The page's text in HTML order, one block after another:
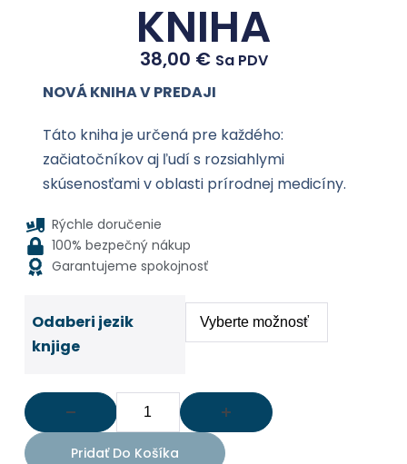
KNIHA
38,00 € Sa PDV
NOVÁ KNIHA V PREDAJI
Táto kniha je určená pre každého:
začiatočníkov aj ľudí s rozsiahlymi
skúsenosťami v oblasti prírodnej medicíny.
Rýchle doručenie
100% bezpečný nákup
Garantujeme spokojnosť
Odaberi jezik
knjige
Pridať Do Košíka